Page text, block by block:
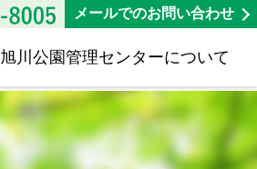
メールでのお問い合わせ
旭川公園管理センターについて